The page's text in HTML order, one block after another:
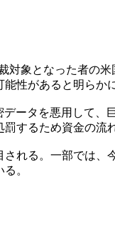
対象となった者の
性があると明らか
ータを悪用して、
するため資金の流
れる。一部では、
。